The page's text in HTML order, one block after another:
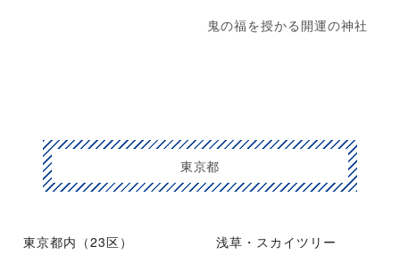
鬼の福を授かる開運の神社
東京都
東京都内（23区） 浅草・スカイツリー